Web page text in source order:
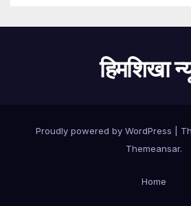
हिमशिखा
Proudly powered by WordPress
Themeansar.
Home